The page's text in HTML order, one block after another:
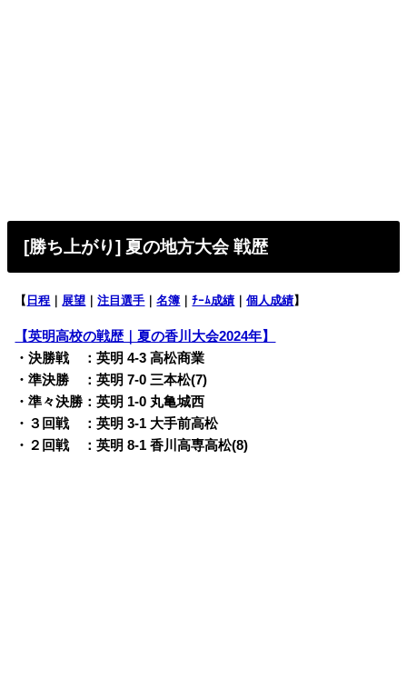
[勝ち上がり] 夏の地方大会 戦歴
【 日程 展望 ｜注目選手 ｜名簿 ｜ﾁｰﾑ成績 ｜個人成績】
【英明高校の戦歴｜夏の香川大会2024年】
・決勝戦 ：英明 4-3 高松商業
・準決勝 ：英明 7-0 三本松(7)
・準々決勝：英明 1-0 丸亀城西
・３回戦 ：英明 3-1 大手前高松
・２回戦 ：英明 8-1 香川高専高松(8)